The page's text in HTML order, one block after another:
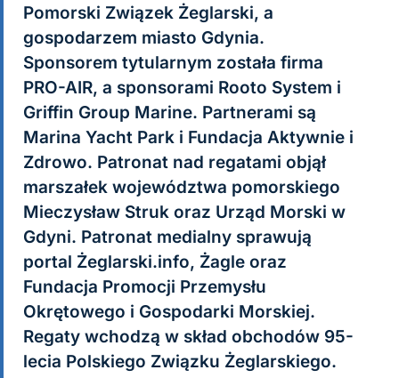
Pomorski Związek Żeglarski, a
gospodarzem miasto Gdynia.
Sponsorem tytularnym została firma
PRO-AIR, a sponsorami Rooto System i
Griffin Group Marine. Partnerami są
Marina Yacht Park i Fundacja Aktywnie i
Zdrowo. Patronat nad regatami objął
marszałek województwa pomorskiego
Mieczysław Struk oraz Urząd Morski w
Gdyni. Patronat medialny sprawują
portal Żeglarski.info, Żagle oraz
Fundacja Promocji Przemysłu
Okrętowego i Gospodarki Morskiej.
Regaty wchodzą w skład obchodów 95-
lecia Polskiego Związku Żeglarskiego.